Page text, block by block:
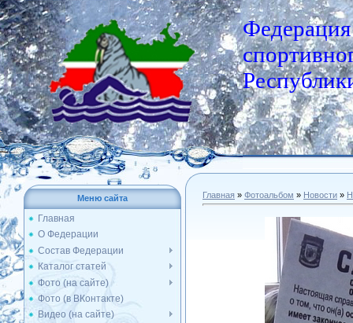
Федерация
Меню сайта
Главная
О Федерации
Состав Федерации
Каталог статей
Фото (на сайте)
Фото (в ВКонтакте)
Видео (на сайте)
Главная » Фотоальбом » Новости »